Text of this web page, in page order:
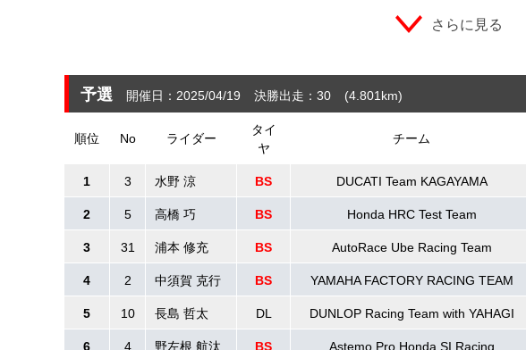
さらに見る
予選 開催日：2025/04/19 決勝出走：30 (4.801 km)
順位 No ライダー
タイ
ヤ
チーム
1 3 水野 涼 BS DUCATI Team KAGAYAMA
2 5 高橋 巧 BS Honda HRC Test Team
3 31 浦本 修充 BS AutoRace Ube Racing Team
4 2 中須賀 克行 BS YAMAHA FACTORY RACING TEAM
5 10 長島 哲太 DL DUNLOP Racing Team with YAHAGI
6 4 野左根 航汰 BS Astemo Pro Honda SI Racing